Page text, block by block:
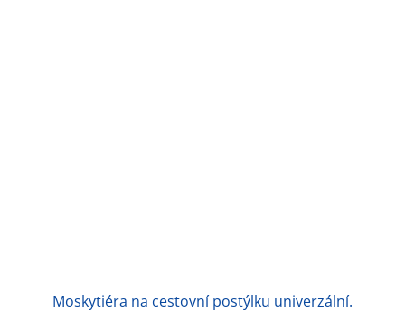
Moskytiéra na cestovní postýlku univerzální.